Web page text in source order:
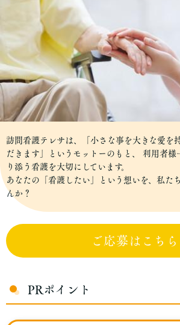
訪問看護テレサは、「小さな事を大きな愛を
だきます」というモットーのもと、 利用者様
り添う看護を大切にしています。
あなたの「看護したい」という想いを、私た
んか？
ご応募はこちら
PRポイント